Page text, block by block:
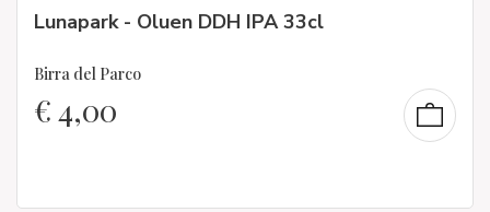
Lunapark - Oluen DDH IPA 33cl
Birra del Parco
€4,00